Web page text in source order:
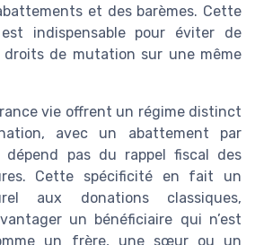
et des barèmes. Cette
est indispensable pour éviter de
de mutation sur une même
vie offrent un régime distinct
avec un abattement par
dépend pas du rappel fiscal des
Cette spécificité en fait un
aux donations classiques,
un bénéficiaire qui n’est
un frère, une sœur ou un